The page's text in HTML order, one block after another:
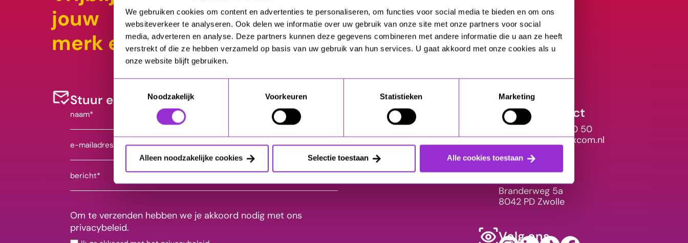
We gebruiken cookies om content en advertenties te personaliseren, om functies voor social media te bieden en om ons
websiteverkeer te analyseren. Ook delen we informatie over uw gebruik van onze site met onze partners voor social
media, adverteren en analyse. Deze partners kunnen deze gegevens combineren met andere informatie die u aan ze heeft
verstrekt of die ze hebben verzameld op basis van uw gebruik van hun services. U gaat akkoord met onze cookies als u
onze website blijft gebruiken.
Noodzakelijk
Voorkeuren Statistieken Marketing
Alleen noodzakelijke cookies Selectie toestaan Alle cookies toestaan
jouw
merk en doelstellingen?
Stuur een bericht
naam*
e-
bericht*
Om te verzenden hebben we je akkoord nodig met ons
privacybeleid.
Direct contact
+31 (0)38 - 303 10 50
kennismaken@mixcom.nl
Bezoek ons
Branderweg 5a
8042 PD Zwolle
Volg ons